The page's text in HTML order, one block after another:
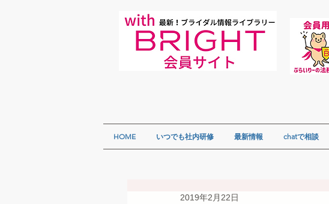
HOME いつでも社内研修 最新情報 chatで相談
2019年2月22日